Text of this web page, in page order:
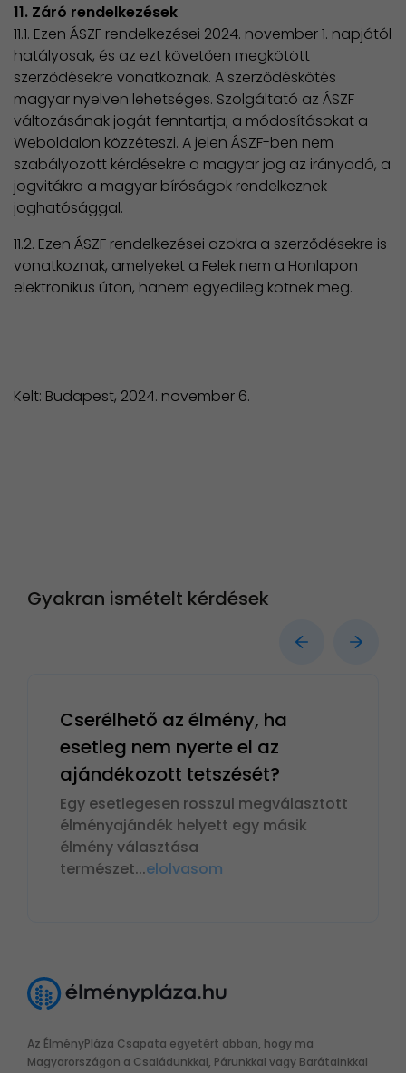
11. Záró rendelkezések
11.1. Ezen ÁSZF rendelkezései 2024. november 1. napjától
hatályosak, és az ezt követően megkötött
szerződésekre vonatkoznak. A szerződéskötés
magyar nyelven lehetséges. Szolgáltató az ÁSZF
változásának jogát fenntartja; a módosításokat a
Weboldalon közzéteszi. A jelen ÁSZF-ben nem
szabályozott kérdésekre a magyar jog az irányadó, a
jogvitákra a magyar bíróságok rendelkeznek
joghatósággal.
11.2. Ezen ÁSZF rendelkezései azokra a szerződésekre is
vonatkoznak, amelyeket a Felek nem a Honlapon
elektronikus úton, hanem egyedileg kötnek meg.
Kelt: Budapest, 2024. november 6.
Gyakran ismételt kérdések
Cserélhető az élmény, ha
esetleg nem nyerte el az
ajándékozott tetszését?
Egy esetlegesen rosszul megválasztott
élményajándék helyett egy másik
élmény választása
természet...elolvasom
Az ÉlményPláza Csapata egyetért abban, hogy ma
Magyarországon a Családunkkal, Párunkkal vagy Barátainkkal